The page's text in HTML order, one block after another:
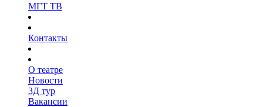
МГТ ТВ
Контакты
О театре
Новости
3Д тур
Вакансии